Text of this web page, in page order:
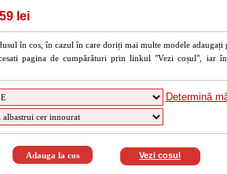
lei
în cos, în cazul în care doriți mai multe modele adaugați
pagina de cumpărături prin linkul "Vezi coșul", iar
Determină
Vezi cosul